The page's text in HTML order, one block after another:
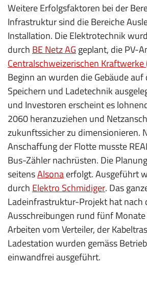
Weitere Erfolgsfaktoren bei der
Infrastruktur sind die Bereiche
Installation. Die Elektrotechnik
durch BE Netz AG geplant, die PV-
Centralschweizerischen Kraftwerke
Beginn an wurden die Gebäude
Speichern und Ladetechnik
und Investoren erscheint es
2060 heranzuziehen und
zukunftssicher zu dimensionieren.
Anschaffung der Flotte musste
Bus-Zähler nachrüsten. Die
seitensAlsonaerfolgt. Ausgeführt
durch Elektro Schmidiger. Das
Ladeinfrastruktur-Projekt hat nach
Ausschreibungen rund fünf
Arbeiten vom Verteiler, der
Ladestation wurden gemäss
einwandfrei ausgeführt.